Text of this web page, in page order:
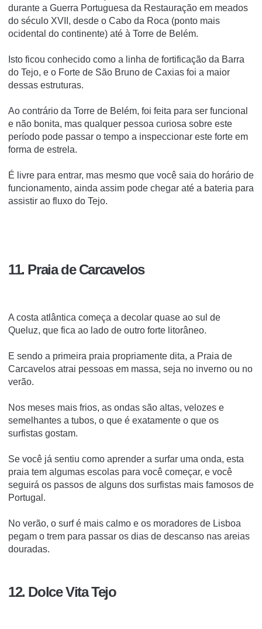
durante a Guerra Portuguesa da Restauração em meados
do século XVII, desde o Cabo da Roca (ponto mais
ocidental do continente) até à Torre de Belém.
Isto ficou conhecido como a linha de fortificação da Barra
do Tejo, e o Forte de São Bruno de Caxias foi a maior
dessas estruturas.
Ao contrário da Torre de Belém, foi feita para ser funcional
e não bonita, mas qualquer pessoa curiosa sobre este
período pode passar o tempo a inspeccionar este forte em
forma de estrela.
É livre para entrar, mas mesmo que você saia do horário de
funcionamento, ainda assim pode chegar até a bateria para
assistir ao fluxo do Tejo.
11. Praia de Carcavelos
A costa atlântica começa a decolar quase ao sul de
Queluz, que fica ao lado de outro forte litorâneo.
E sendo a primeira praia propriamente dita, a Praia de
Carcavelos atrai pessoas em massa, seja no inverno ou no
verão.
Nos meses mais frios, as ondas são altas, velozes e
semelhantes a tubos, o que é exatamente o que os
surfistas gostam.
Se você já sentiu como aprender a surfar uma onda, esta
praia tem algumas escolas para você começar, e você
seguirá os passos de alguns dos surfistas mais famosos de
Portugal.
No verão, o surf é mais calmo e os moradores de Lisboa
pegam o trem para passar os dias de descanso nas areias
douradas.
12. Dolce Vita Tejo